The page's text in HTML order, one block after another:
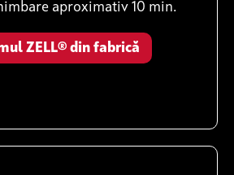
aproximativ 10 min.
ZELL® din fabrică